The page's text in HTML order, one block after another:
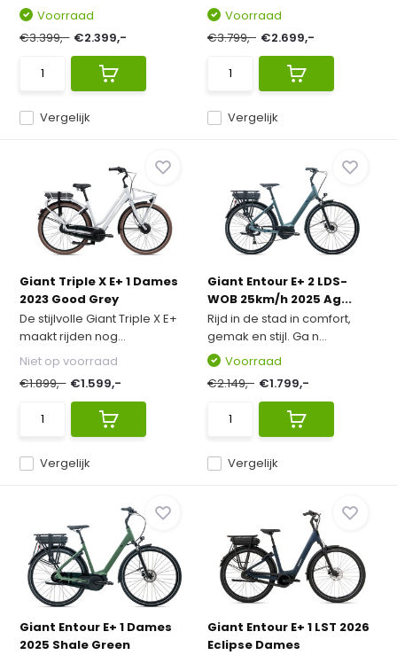
Vergelijk
Voorraad
€3.399,- €2.399,-
Vergelijk
Voorraad
€3.799,- €2.699,-
Giant Triple X E+ 1 Dames
2023 Good Grey
De stijlvolle Giant Triple X E+
maakt rijden nog...
Vergelijk
Niet op voorraad
€1.899,- €1.599,-
Giant Entour E+ 2 LDS-
WOB 25km/h 2025 Ag...
Rijd in de stad in comfort,
gemak en stijl. Ga n...
Vergelijk
Voorraad
€2.149,- €1.799,-
Giant Entour E+ 1 Dames
2025 Shale Green
Giant Entour E+ 1 LST 2026
Eclipse Dames